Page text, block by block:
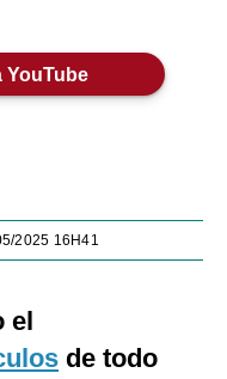
YouTube
2025 16H41
el
de todo